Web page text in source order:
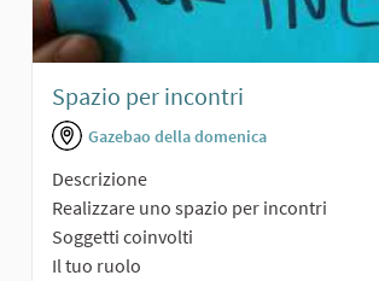
Spazio per incontri
Gazebao della domenica
Descrizione
Realizzare uno spazio per incontri
Soggetti coinvolti
Il tuo ruolo